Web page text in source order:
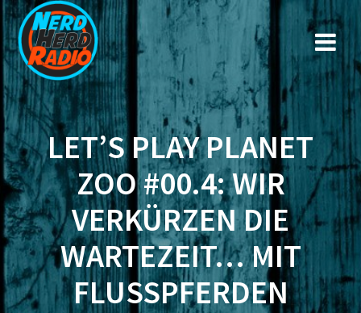
Zum
Inhalt
springen
LET’S PLAY PLANET
ZOO #00.4: WIR
VERKÜRZEN DIE
WARTEZEIT… MIT
FLUSSPFERDEN